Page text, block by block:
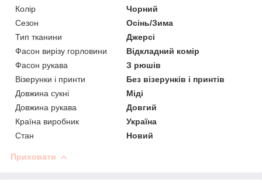
Колір
Чорний
Сезон
Осінь/Зима
Тип тканини
Джерсі
Фасон вирізу горловини
Відкладний комір
Фасон рукава
З рюшів
Візерунки і принти
Без візерунків і принтів
Довжина сукні
Міді
Довжина рукава
Довгий
Країна виробник
Україна
Стан
Новий
Приховати